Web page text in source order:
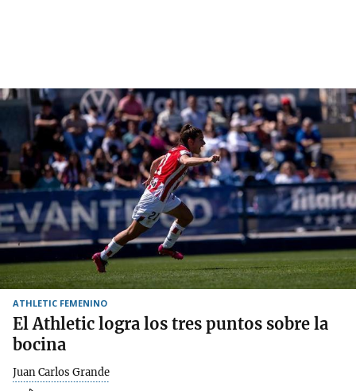
ATHLETIC FEMENINO
El Athletic logra los tres puntos sobre la
bocina
Juan Carlos Grande